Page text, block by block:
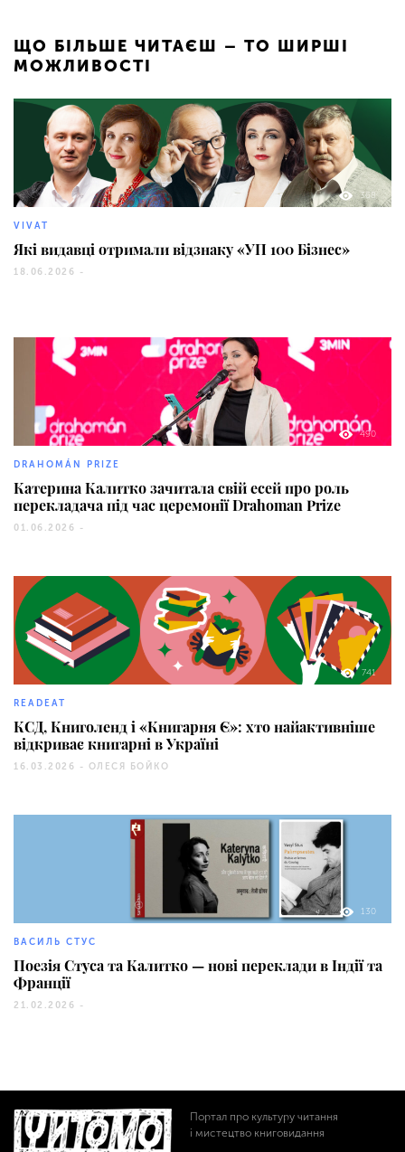
ЩО БІЛЬШЕ ЧИТАЄШ – ТО ШИРШІ
МОЖЛИВОСТІ
368
VIVAT
Які видавці отримали відзнаку «УП 100 Бізнес»
18.06.2026 -
490
DRAHOMÁN PRIZE
Катерина Калитко зачитала свій есей про роль
перекладача під час церемонії Drahoman Prize
01.06.2026 -
741
READEAT
КСД, Книголенд і «Книгарня Є»: хто найактивніше
відкриває книгарні в Україні
16.03.2026 - ОЛЕСЯ БОЙКО
130
ВАСИЛЬ СТУС
Поезія Стуса та Калитко — нові переклади в Індії та
Франції
21.02.2026 -
Портал про культуру читання
і мистецтво книговидання